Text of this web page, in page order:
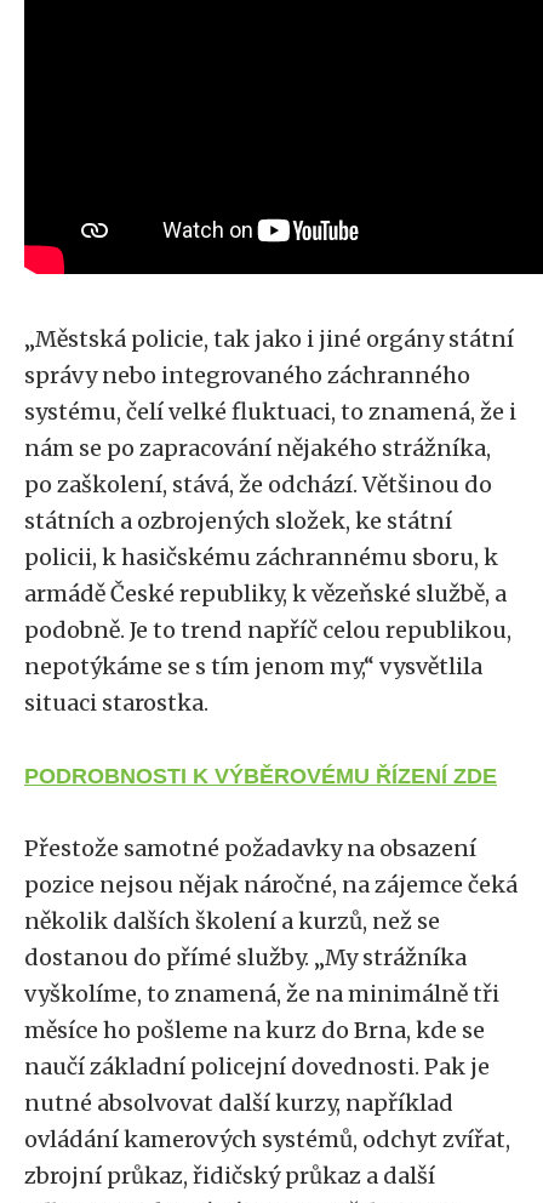
„Městská policie, tak jako i jiné orgány státní
správy nebo integrovaného záchranného
systému, čelí velké fluktuaci, to znamená, že i
nám se po zapracování nějakého strážníka,
po zaškolení, stává, že odchází. Většinou do
státních a ozbrojených složek, ke státní
policii, k hasičskému záchrannému sboru, k
armádě České republiky, k vězeňské službě, a
podobně. Je to trend napříč celou republikou,
nepotýkáme se s tím jenom my,“ vysvětlila
situaci starostka.
PODROBNOSTI K VÝBĚROVÉMU ŘÍZENÍ ZDE
Přestože samotné požadavky na obsazení
pozice nejsou nějak náročné, na zájemce čeká
několik dalších školení a kurzů, než se
dostanou do přímé služby. „My strážníka
vyškolíme, to znamená, že na minimálně tři
měsíce ho pošleme na kurz do Brna, kde se
naučí základní policejní dovednosti. Pak je
nutné absolvovat další kurzy, například
ovládání kamerových systémů, odchyt zvířat,
zbrojní průkaz, řidičský průkaz a další